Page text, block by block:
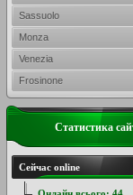
Sassuolo
Monza
Venezia
Frosinone
Статистика
Сейчас online